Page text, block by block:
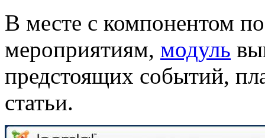
В месте с компонентом
мероприятиям, модуль
предстоящих событий,
статьи.